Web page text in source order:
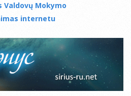
Valdovų Mokymo
internetu